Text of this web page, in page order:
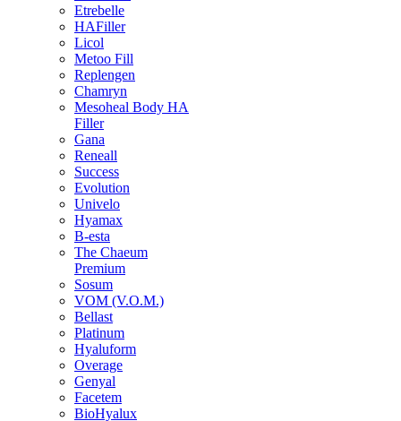
Etrebelle
HAFiller
Licol
Metoo Fill
Replengen
Chamryn
Mesoheal Body HA
Filler
Gana
Reneall
Success
Evolution
Univelo
Hyamax
B-esta
The Chaeum
Premium
Sosum
VOM (V.O.M.)
Bellast
Platinum
Hyaluform
Overage
Genyal
Facetem
BioHyalux